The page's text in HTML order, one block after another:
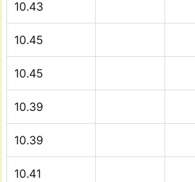
10.43
10.45
10.45
10.39
10.39
10.41